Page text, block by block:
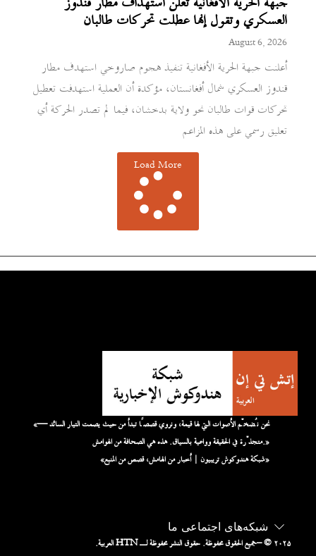
العسكري وتقول إنها عطلت تحركات طالبان
August 6, 2026
أعلنت جبهة الحرية الأفغانية تنفيذ هجوم صاروخي استهدف مطار
قندوز العسكري شمال أفغانستان، مؤكدة أن العملية استهدفت تعطيل
تحركات قوات طالبان نحو ولاية بدخشان، فيما لم تصدر الحركة أي
تعليق رسمي على هذه المزاعم
Load More
شبکه‌های اجتماعی ما
– © ۲۰۲۵جميع الحقوق محفوظة. حقوق النشر محفوظة لـ HTN العربية.
«نحن نُضخّم الأصوات التي لها قيمة، ونروي قصصًا تبدأ من حيث يصمت التيار السائد —
متجذّرة في الحقيقة وواعية بالسياق. هذه هي الصحافة من الهوامش.»
«شبكة هندوكوش تريبيون | أخبار من الهامش، قصص من المنبع»